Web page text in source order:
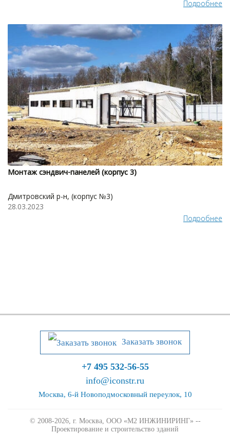
Подробнее
Монтаж сэндвич-панелей (корпус 3)
Дмитровский р-н, (корпус №3)
28.03.2023
Подробнее
Заказать звонок
+7 495 532-56-55
info@iconstr.ru
Москва, 6-й Новоподмосковный переулок, 10
© 2008-2026, г. Москва, ООО «М2 ИНЖИНИРИНГ» --
Проектирование и строительство зданий